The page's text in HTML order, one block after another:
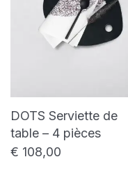
DOTS Serviette de
table – 4 pièces
€ 108,00